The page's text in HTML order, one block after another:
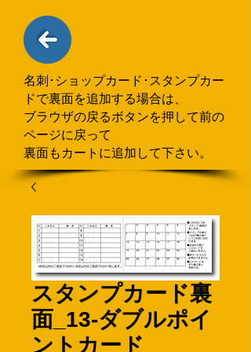
名刺･ショップカード･スタンプカー
ドで​裏面を追加する場合は、
ブラウザの戻るボタンを押して前の
ページに戻って
裏面もカートに追加して下さい。
スタンプカード裏
面_13-ダブルポイ
ントカード